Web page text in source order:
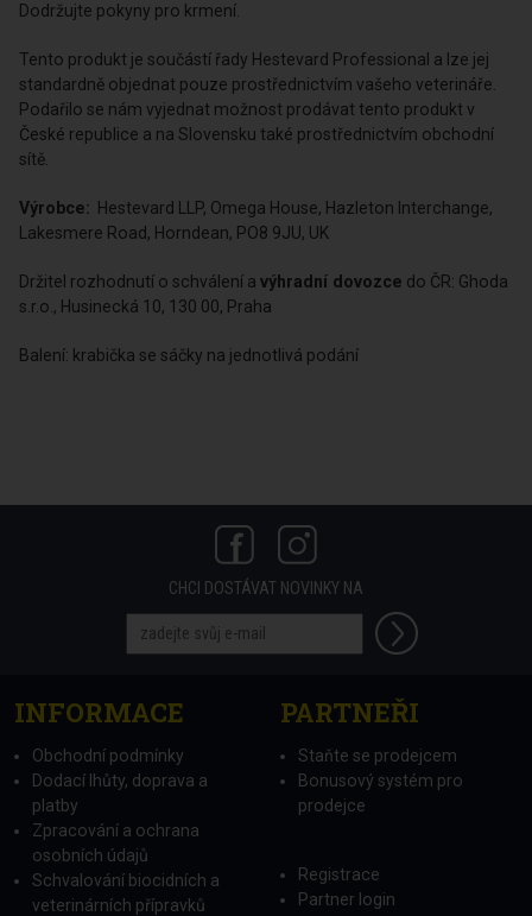
Dodržujte pokyny pro krmení.
Tento produkt je součástí řady Hestevard Professional a lze jej
standardně objednat pouze prostřednictvím vašeho veterináře.
Podařilo se nám vyjednat možnost prodávat tento produkt v
České republice a na Slovensku také prostřednictvím obchodní
sítě.
Výrobce: Hestevard LLP, Omega House, Hazleton Interchange,
Lakesmere Road, Horndean, PO8 9JU, UK
Držitel rozhodnutí o schválení avýhradní dovozce do ČR: Ghoda
s.r.o., Husinecká 10, 130 00, Praha
Balení: krabička se sáčky na jednotlivá podání
CHCI DOSTÁVAT NOVINKY NA
INFORMACE
Obchodní podmínky
Dodací lhůty, doprava a
platby
Zpracování a ochrana
osobních údajů
Schvalování biocidních a
veterinárních přípravků
PARTNEŘI
Staňte se prodejcem
Bonusový systém pro
prodejce
Registrace
Partner login